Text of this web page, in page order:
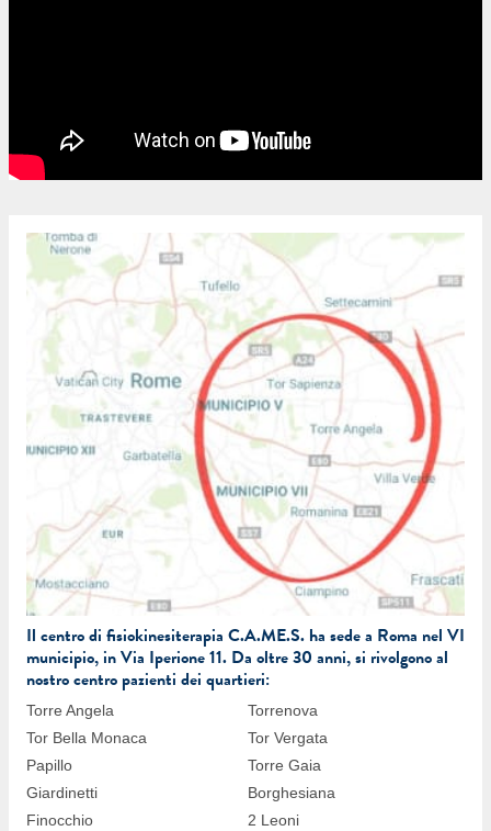
Il centro di fisiokinesiterapia C.A.ME.S. ha sede a Roma nel VI
municipio, in Via Iperione 11. Da oltre 30 anni, si rivolgono al
nostro centro pazienti dei quartieri:
Torre Angela
Torrenova
Tor Bella Monaca
Tor Vergata
Papillo
Torre Gaia
Giardinetti
Borghesiana
Finocchio
2 Leoni